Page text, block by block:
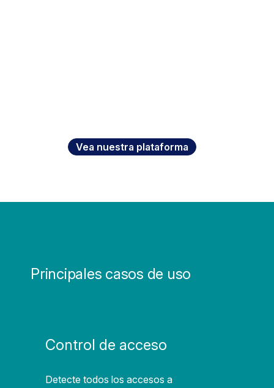
Vea nuestra plataforma
Principales casos de uso
Control de acceso
Detecte todos los accesos a